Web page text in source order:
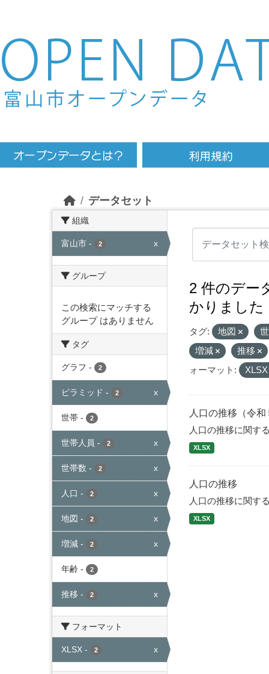
Skip to main content
データセット
組織
富山市 - 2 x
グループ
この検索にマッチする
グループ はありません
タグ
グラフ - 2
ピラミッド - 2 x
世帯 - 2
世帯人員 - 2 x
世帯数 - 2 x
人口 - 2 x
地図 - 2 x
増減 - 2 x
年齢 - 2
推移 - 2 x
フォーマット
XLSX - 2 x
2 件のデー
かりました
タグ: 地図
増減
推移
ォーマット:
人口の推移（令和
人口の推移に関す
XLSX
人口の推移
人口の推移に関す
XLSX